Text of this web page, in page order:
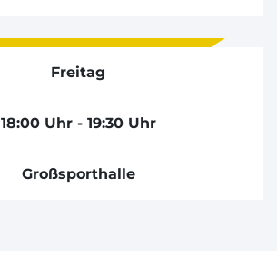
Freitag
18:00 Uhr - 19:30 Uhr
Großsporthalle